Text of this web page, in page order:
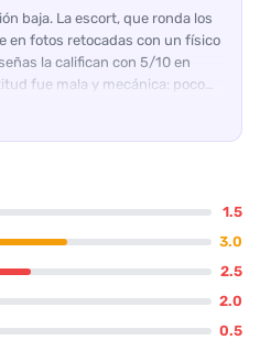
baja. La escort, que ronda los
en fotos retocadas con un físico
la califican con 5/10 en
fue mala y mecánica: poco
iniciativa. No aceptó prácticas
En general, el servicio no es
deberían buscar otra opción.
higiene pobre, falta de
1.5
3.0
2.5
2.0
0.5